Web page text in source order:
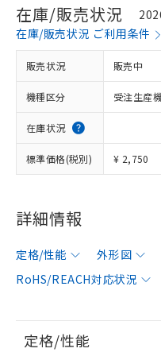
在庫/販売状況
在庫/販売状況 ご利用条件
販売状況 販売中
機種区分 受注生産
在庫状況
標準価格(税別) ¥ 2,750
詳細情報
定格/性能 外形図
RoHS/REACH対応状況
定格/性能